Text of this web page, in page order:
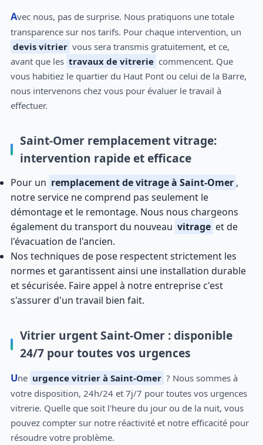
Avec nous, pas de surprise. Nous pratiquons une totale
transparence sur nos tarifs. Pour chaque intervention, un
devis vitrier vous sera transmis gratuitement, et ce,
avant que les travaux de vitrerie commencent. Que
vous habitiez le quartier du Haut Pont ou celui de la Barre,
nous intervenons chez vous pour évaluer le travail à
effectuer.
Saint-Omer remplacement vitrage:
intervention rapide et efficace
Pour un remplacement de vitrage à Saint-Omer ,
notre service ne comprend pas seulement le
démontage et le remontage. Nous nous chargeons
également du transport du nouveau vitrage et de
l'évacuation de l'ancien.
Nos techniques de pose respectent strictement les
normes et garantissent ainsi une installation durable
et sécurisée. Faire appel à notre entreprise c'est
s'assurer d'un travail bien fait.
Vitrier urgent Saint-Omer : disponible
24/7 pour toutes vos urgences
Une urgence vitrier à Saint-Omer ? Nous sommes à
votre disposition, 24h/24 et 7j/7 pour toutes vos urgences
vitrerie. Quelle que soit l'heure du jour ou de la nuit, vous
pouvez compter sur notre réactivité et notre efficacité pour
résoudre votre problème.